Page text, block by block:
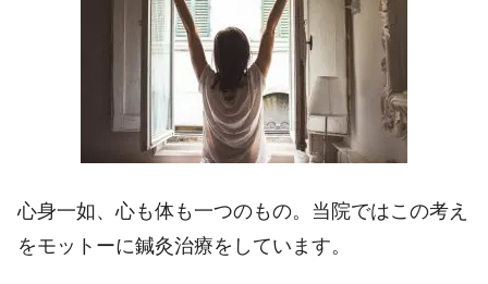
心身一如、心も体も一つのもの。当院ではこの考え
をモットーに鍼灸治療をしています。